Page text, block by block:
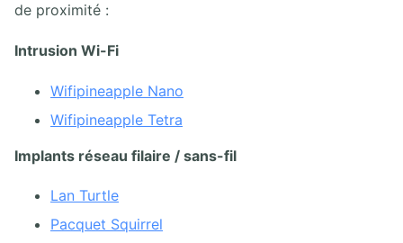
de proximité :
Intrusion Wi-Fi
Wifipineapple Nano
Wifipineapple Tetra
Implants réseau filaire / sans-fil
Lan Turtle
Pacquet Squirrel